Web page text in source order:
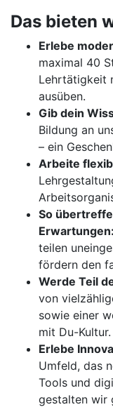
Das bieten
Erlebe
maximal 40
Lehrtätigkeit
ausüben.
Gib dein
Bildung an
– ein
Arbeite
So
Erwartungen:
teilen
fördern den
Werde Teil
von
sowie einer
mit Du-Kultur.
Erlebe
Umfeld, das
Tools und
gestalten wir